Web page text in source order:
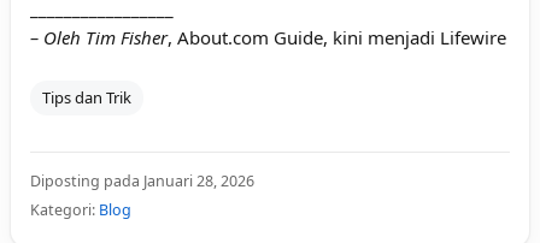
– Oleh Tim Fisher, About.com Guide, kini menjadi Lifewire
Tips dan Trik
Diposting pada Januari 28, 2026
Kategori: Blog